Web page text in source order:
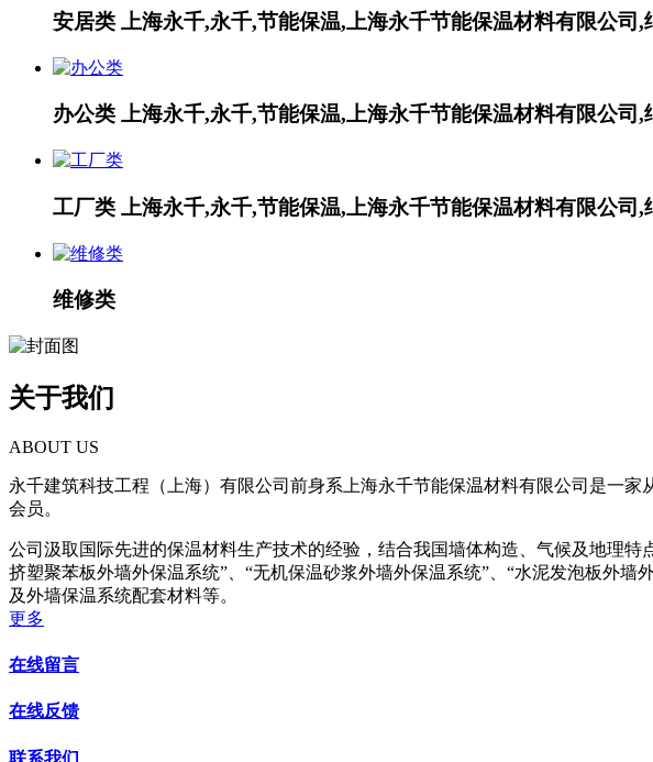
安居类 上海永千,永千,节能保温,上海永千节能保温材料有限公
办公类 上海永千,永千,节能保温,上海永千节能保温材料有限公
工厂类 上海永千,永千,节能保温,上海永千节能保温材料有限公
维修类
关于我们
ABOUT US
永千建筑科技工程（上海）有限公司前身系上海永千节能保温材料有限公司是一
会员。
公司汲取国际先进的保温材料生产技术的经验，结合我国墙体构造、气候及地理特
挤塑聚苯板外墙外保温系统”、“无机保温砂浆外墙外保温系统”、“水泥发泡板外
及外墙保温系统配套材料等。
更多
在线留言
在线反馈
联系我们